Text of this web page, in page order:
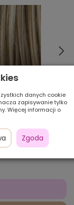
950,00 zł
danych cookie
zapisywanie tylko
Więcej informacji o
Zgoda